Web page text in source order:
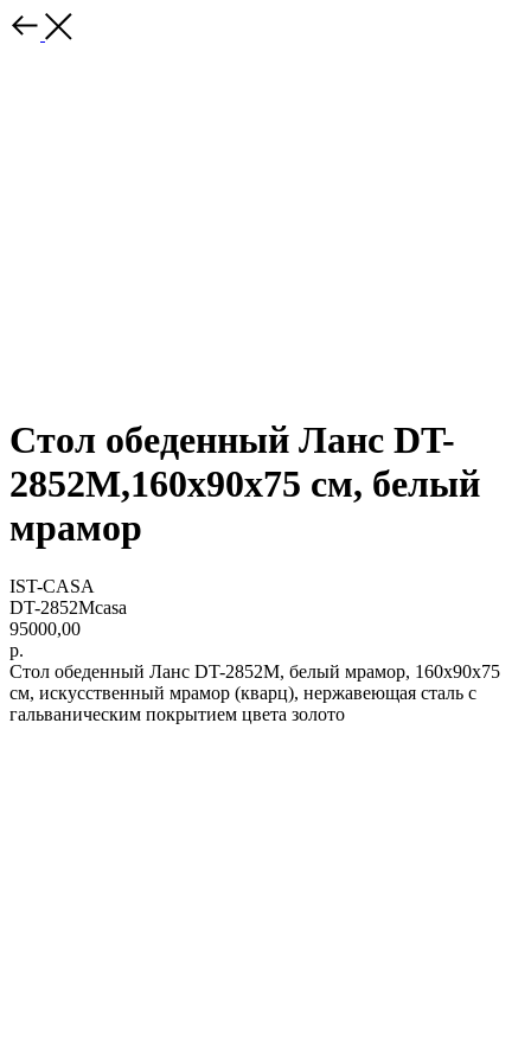
Стол обеденный Ланс DT-
2852M,160х90х75 см, белый
мрамор
IST-CASA
DT-2852Mcasa
95000,00
р.
Стол обеденный Ланс DT-2852M, белый мрамор, 160х90х75
см, искусственный мрамор (кварц), нержавеющая сталь с
гальваническим покрытием цвета золото